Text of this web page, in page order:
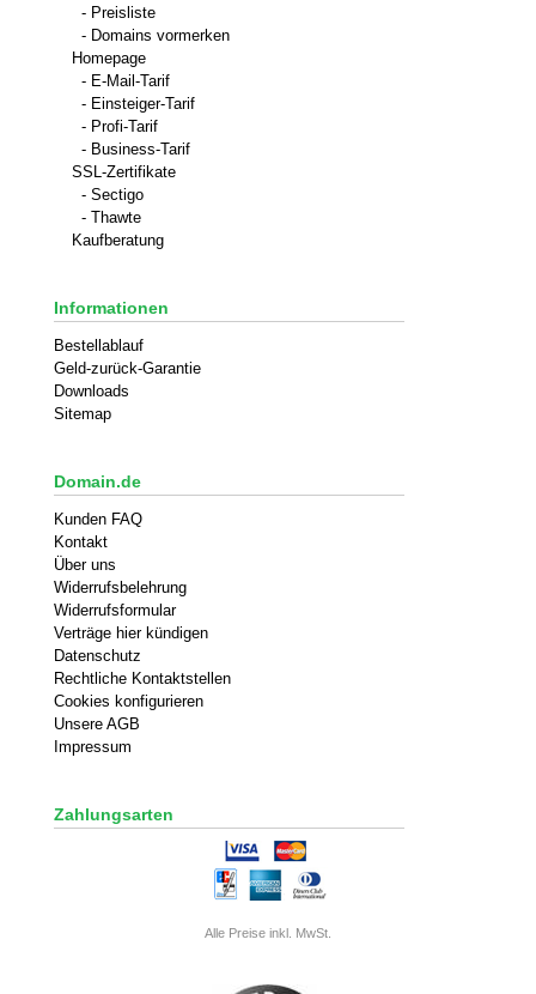
- Preisliste
- Domains vormerken
Homepage
- E-Mail-Tarif
- Einsteiger-Tarif
- Profi-Tarif
- Business-Tarif
SSL-Zertifikate
- Sectigo
- Thawte
Kaufberatung
Informationen
Bestellablauf
Geld-zurück-Garantie
Downloads
Sitemap
Domain.de
Kunden FAQ
Kontakt
Über uns
Widerrufsbelehrung
Widerrufsformular
Verträge hier kündigen
Datenschutz
Rechtliche Kontaktstellen
Cookies konfigurieren
Unsere AGB
Impressum
Zahlungsarten
Alle Preise inkl. MwSt.